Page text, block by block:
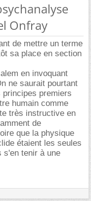
Onfray
de mettre un terme
sa place en section
en invoquant
ne saurait pourtant
principes premiers
humain comme
très instructive en
de
que la physique
étaient les seules
s'en tenir à une